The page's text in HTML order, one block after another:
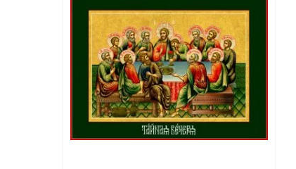
Опции
можно
выбрать
на
странице
товара.